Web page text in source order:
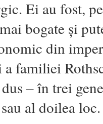
Ei au fost,
bogate și
din
familiei
– în trei
al doilea loc.